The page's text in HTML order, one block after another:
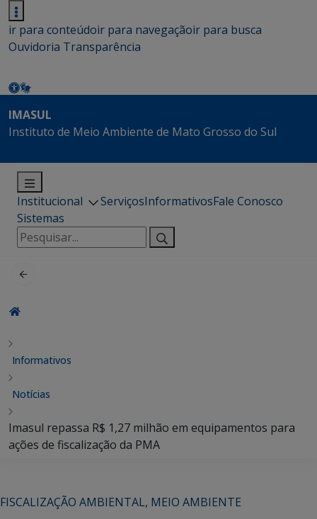
ir para conteúdoir para navegaçãoir para busca
Ouvidoria Transparência
IMASUL
Instituto de Meio Ambiente de Mato Grosso do Sul
Institucional ServiçosInformativosFale Conosco
Sistemas
Pesquisar
por:
Informativos
Notícias
Imasul repassa R$ 1,27 milhão em equipamentos para
ações de fiscalização da PMA
FISCALIZAÇÃO AMBIENTAL, MEIO AMBIENTE